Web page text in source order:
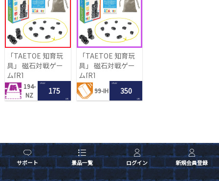
サポート 景品一覧 ログイン 新規会員登録
「TAETOE 知育玩
具」 磁石対戦ゲー
ム[R]
194-
NZ
1 PLAY
175
LRC
「TAETOE 知育玩
具」 磁石対戦ゲー
ム[R]
99-IH
1 PLAY
350
LRC